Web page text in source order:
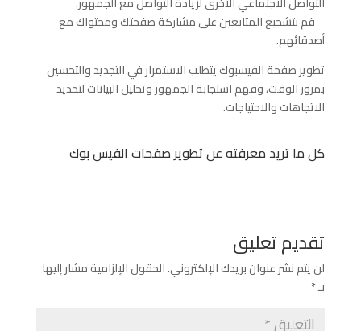
– قم بتشجيع المتابعين على مشاركة صفحتك ومحتواك مع
أصدقائهم.
تطوير صفحة الفيسبوك يتطلب الاستمرار في التجديد والتحسين
بمرور الوقت، وفهم استجابة الجمهور وتحليل البيانات لتحديد
الاتجاهات والاحتياجات.
كل ما تريد معرفته عن تطوير صفحات الفيس بوك
تقديم تعليق
لن يتم نشر عنوان بريدك الإلكتروني.الحقول الإلزامية مشار إليها
بـ*